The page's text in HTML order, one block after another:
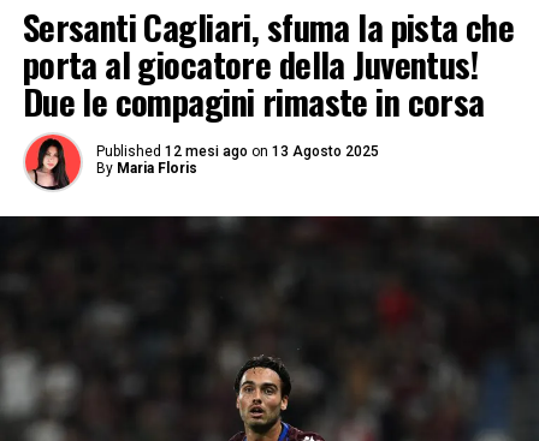
Sersanti Cagliari, sfuma la pista che
porta al giocatore della Juventus!
Due le compagini rimaste in corsa
Published 12 mesi ago on 13 Agosto 2025
By Maria Floris